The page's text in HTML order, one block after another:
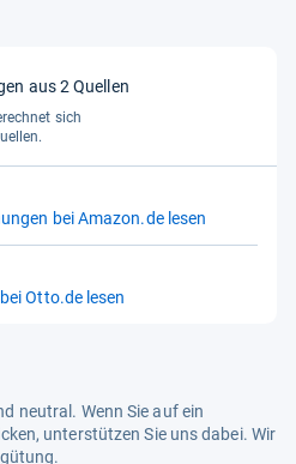
aus 2 Quellen
sich
bei Amazon.de lesen
Otto.de lesen
neutral. Wenn Sie auf ein
unterstützen Sie uns dabei. Wir